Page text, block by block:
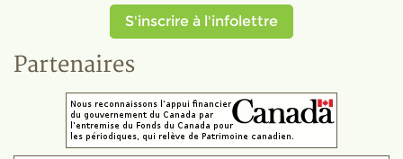
S'inscrire à l'infolettre
Partenaires